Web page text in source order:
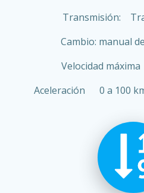
Transmisión:
Cambio: manual
Velocidad
Aceleración 0 a 100